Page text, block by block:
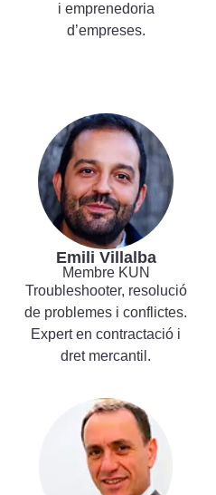
i emprenedoria
d’empreses.
Emili Villalba
Membre KUN
Troubleshooter, resolució
de problemes i conflictes.
Expert en contractació i
dret mercantil.